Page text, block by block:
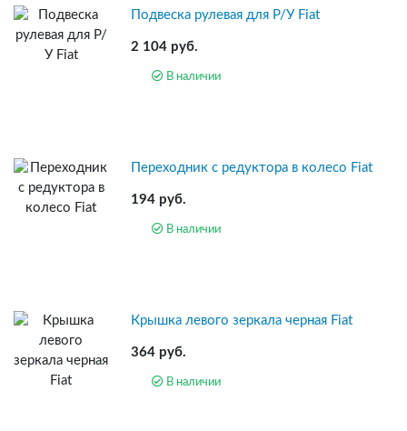
Подвеска рулевая для Р/У Fiat
2 104 руб.
В наличии
Переходник с редуктора в колесо Fiat
194 руб.
В наличии
Крышка левого зеркала черная Fiat
364 руб.
В наличии